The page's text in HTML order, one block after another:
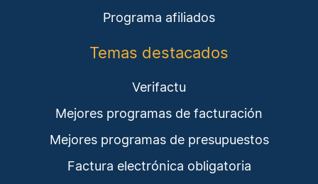
Programa afiliados
Temas destacados
Verifactu
Mejores programas de facturación
Mejores programas de presupuestos
Factura electrónica obligatoria